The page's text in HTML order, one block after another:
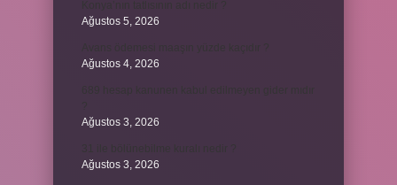
Ağustos 5, 2026
Ağustos 4, 2026
Ağustos 3, 2026
Ağustos 3, 2026